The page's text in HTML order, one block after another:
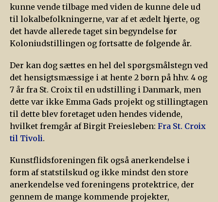
kunne vende tilbage med viden de kunne dele ud
til lokalbefolkningerne, var af et ædelt hjerte, og
det havde allerede taget sin begyndelse før
Koloniudstillingen og fortsatte de følgende år.
Der kan dog sættes en hel del spørgsmålstegn ved
det hensigtsmæssige i at hente 2 børn på hhv. 4 og
7 år fra St. Croix til en udstilling i Danmark, men
dette var ikke Emma Gads projekt og stillingtagen
til dette blev foretaget uden hendes vidende,
hvilket fremgår af Birgit Freiesleben: Fra St. Croix
til Tivoli.
Kunstflidsforeningen fik også anerkendelse i
form af statstilskud og ikke mindst den store
anerkendelse ved foreningens protektrice, der
gennem de mange kommende projekter,